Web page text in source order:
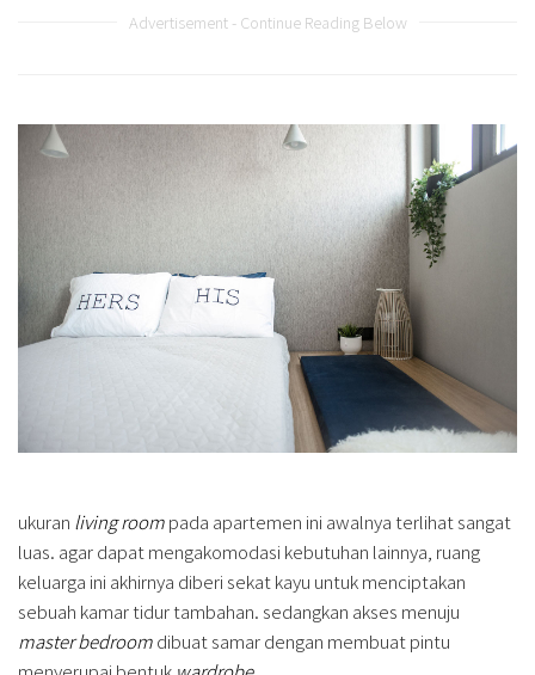
Advertisement - Continue Reading Below
ukuran living roompada apartemen ini awalnya terlihat sangat
luas. agar dapat mengakomodasi kebutuhan lainnya, ruang
keluarga ini akhirnya diberi sekat kayu untuk menciptakan
sebuah kamar tidur tambahan. sedangkan akses menuju
master bedroomdibuat samar dengan membuat pintu